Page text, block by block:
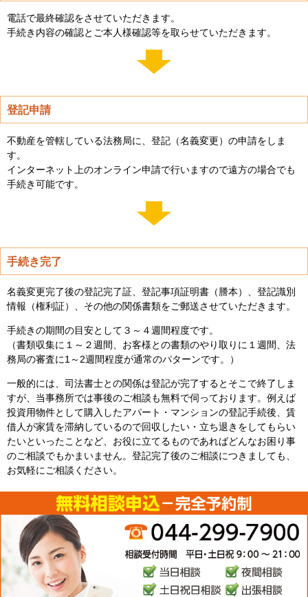
電話で最終確認をさせていただきます。
手続き内容の確認とご本人様確認等を取らせていただきます。
登記申請
不動産を管轄している法務局に、登記（名義変更）の申請をしま
す。
インターネット上のオンライン申請で行いますので遠方の場合でも
手続き可能です。
手続き完了
名義変更完了後の登記完了証、登記事項証明書（謄本）、登記識別
情報（権利証）、その他の関係書類をご郵送させていただきます。
手続きの期間の目安として３～４週間程度です。
（書類収集に１～２週間、お客様との書類のやり取りに１週間、法
務局の審査に1～2週間程度が通常のパターンです。）
一般的には、司法書士との関係は登記が完了するとそこで終了しま
すが、当事務所では事後のご相談も無料で伺っております。例えば
投資用物件として購入したアパート・マンションの登記手続後、賃
借人が家賃を滞納しているので回収したい・立ち退きをしてもらい
たいといったことなど、お役に立てるものであればどんなお困り事
のご相談でもかまいません。登記完了後のご相談につきましても、
お気軽にご相談ください。